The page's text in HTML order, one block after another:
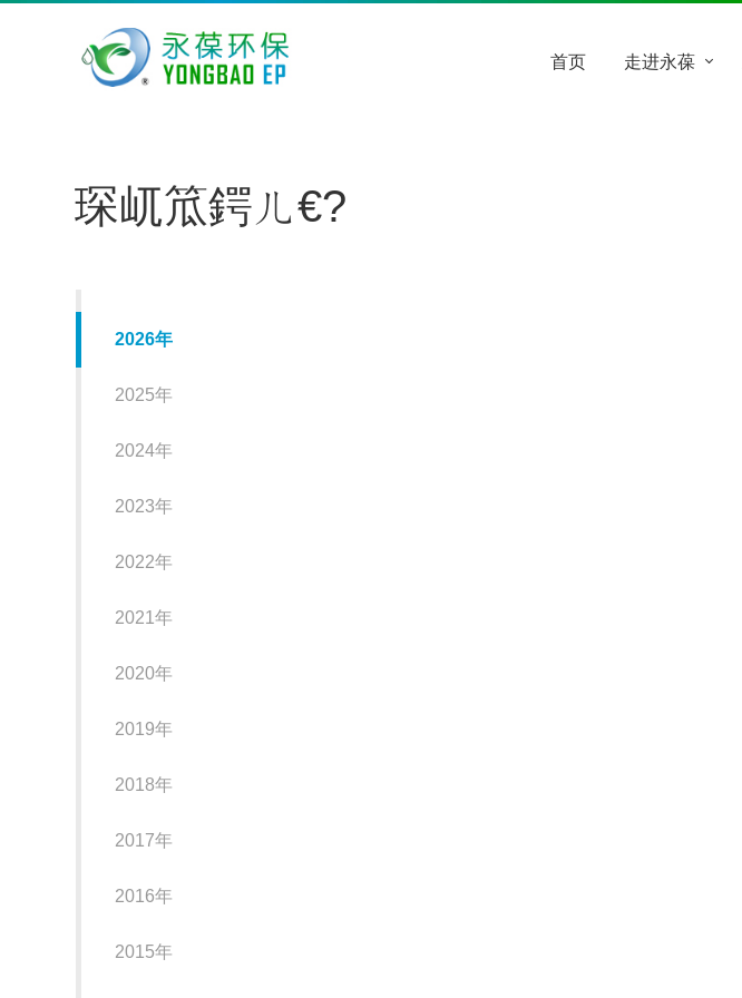
首页 走进永葆
琛屼笟鍔ㄦ€?
2026年
2025年
2024年
2023年
2022年
2021年
2020年
2019年
2018年
2017年
2016年
2015年